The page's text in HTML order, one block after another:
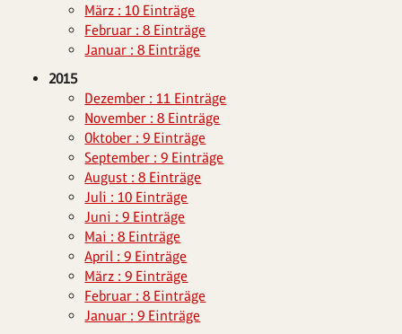
März : 10 Einträge
Februar : 8 Einträge
Januar : 8 Einträge
2015
Dezember : 11 Einträge
November : 8 Einträge
Oktober : 9 Einträge
September : 9 Einträge
August : 8 Einträge
Juli : 10 Einträge
Juni : 9 Einträge
Mai : 8 Einträge
April : 9 Einträge
März : 9 Einträge
Februar : 8 Einträge
Januar : 9 Einträge